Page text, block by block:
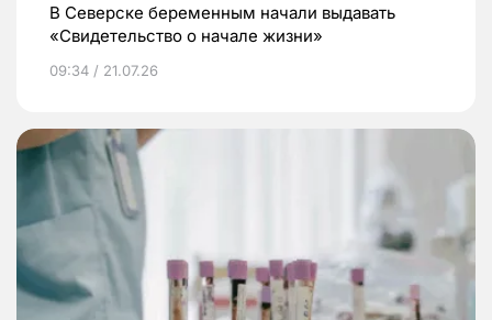
В Северске беременным начали выдавать
«Свидетельство о начале жизни»
09:34 / 21.07.26